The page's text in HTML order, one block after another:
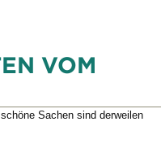
VOM
Sachen sind derweilen